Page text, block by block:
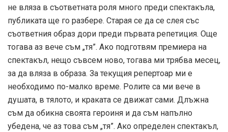
не вляза в съответната роля много преди спектакъла,
публиката ще го разбере. Старая се да се слея със
съответния образ дори преди първата репетиция. Още
тогава аз вече съм „тя”. Ако подготвям премиера на
спектакъл, нещо съвсем ново, тогава ми трябва месец,
за да вляза в образа. За текущия репертоар ми е
необходимо по-малко време. Ролите са ми вече в
душата, в тялото, и краката се движат сами. Длъжна
съм да обикна своята героиня и да съм напълно
убедена, че аз това съм „тя”. Ако определен спектакъл,